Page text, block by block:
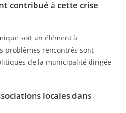
contribué à cette crise
soit un élément à
problèmes rencontrés sont
de la municipalité dirigée
locales dans